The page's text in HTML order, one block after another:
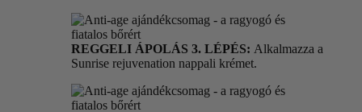
REGGELI ÁPOLÁS 3. LÉPÉS: Alkalmazza a
Sunrise rejuvenation nappali krémet.